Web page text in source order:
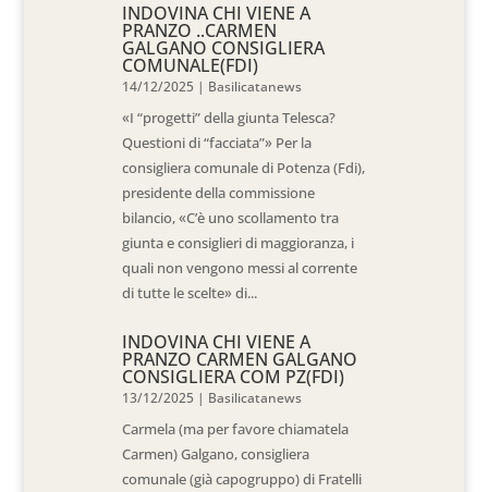
INDOVINA CHI VIENE A
PRANZO ..CARMEN
GALGANO CONSIGLIERA
COMUNALE(FDI)
14/12/2025 | Basilicatanews
«I “progetti” della giunta Telesca?
Questioni di “facciata”» Per la
consigliera comunale di Potenza (Fdi),
presidente della commissione
bilancio, «C’è uno scollamento tra
giunta e consiglieri di maggioranza, i
quali non vengono messi al corrente
di tutte le scelte» di...
INDOVINA CHI VIENE A
PRANZO CARMEN GALGANO
CONSIGLIERA COM PZ(FDI)
13/12/2025 | Basilicatanews
Carmela (ma per favore chiamatela
Carmen) Galgano, consigliera
comunale (già capogruppo) di Fratelli